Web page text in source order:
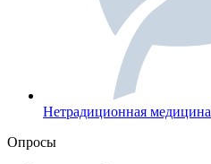
Нетрадиционная медицина
Опросы